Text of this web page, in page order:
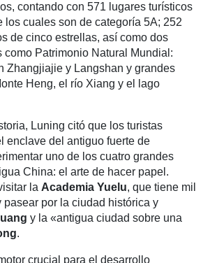
contando con 571 lugares turísticos
los cuales son de categoría 5A; 252
de cinco estrellas, así como dos
como Patrimonio Natural Mundial:
Zhangjiajie y Langshan y grandes
Heng, el río Xiang y el lago
Luning citó que los turistas
enclave del antiguo fuerte de
uno de los cuatro grandes
China: el arte de hacer papel.
la Academia Yuelu, que tiene mil
pasear por la ciudad histórica y
y la «antigua ciudad sobre una
.
crucial para el desarrollo